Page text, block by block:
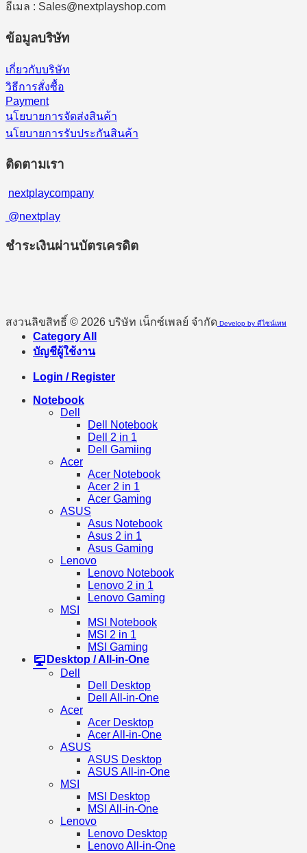
อีเมล : Sales@nextplayshop.com
ข้อมูลบริษัท
เกี่ยวกับบริษัท
วิธีการสั่งซื้อ
Payment
นโยบายการจัดส่งสินค้า
นโยบายการรับประกันสินค้า
ติดตามเรา
nextplaycompany
@nextplay
ชำระเงินผ่านบัตรเครดิต
สงวนลิขสิทธิ์ © 2026 บริษัท เน็กซ์เพลย์ จำกัด Develop by ดีไซน์เทพ
Category All
บัญชีผู้ใช้งาน
Login / Register
Notebook
Dell
Dell Notebook
Dell 2 in 1
Dell Gamiing
Acer
Acer Notebook
Acer 2 in 1
Acer Gaming
ASUS
Asus Notebook
Asus 2 in 1
Asus Gaming
Lenovo
Lenovo Notebook
Lenovo 2 in 1
Lenovo Gaming
MSI
MSI Notebook
MSI 2 in 1
MSI Gaming
Desktop / All-in-One
Dell
Dell Desktop
Dell All-in-One
Acer
Acer Desktop
Acer All-in-One
ASUS
ASUS Desktop
ASUS All-in-One
MSI
MSI Desktop
MSI All-in-One
Lenovo
Lenovo Desktop
Lenovo All-in-One